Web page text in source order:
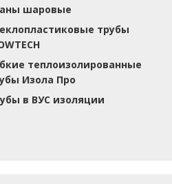
шаровые
трубы
теплоизолированные
Изола Про
в ВУС изоляции